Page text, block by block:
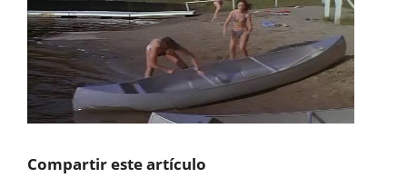
Compartir este artículo